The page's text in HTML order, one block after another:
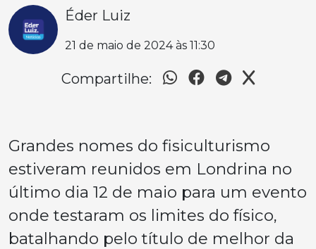
Éder Luiz
21 de maio de 2024 às 11:30
Compartilhe:
Grandes nomes do fisiculturismo
estiveram reunidos em Londrina no
último dia 12 de maio para um evento
onde testaram os limites do físico,
batalhando pelo título de melhor da